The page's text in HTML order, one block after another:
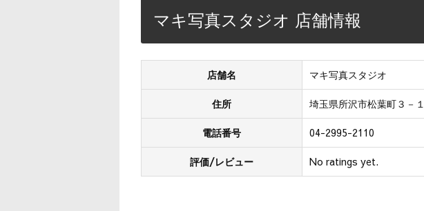
マキ写真スタジオ 店舗情報
店舗名 マキ写真スタジオ
住所 埼玉県所沢市松葉町３－１
電話番号 04-2995-2110
評価/レビュー No ratings yet.